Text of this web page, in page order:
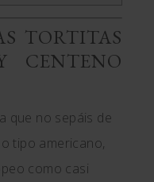
TORTITAS
CENTENO
que no sepáis de
tipo americano,
como casi